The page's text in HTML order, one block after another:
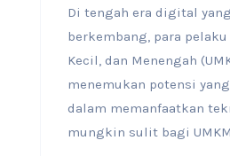
Di tengah era digital
berkembang, para pelaku
Kecil, dan Menengah
menemukan potensi
dalam memanfaatkan
mungkin sulit bagi